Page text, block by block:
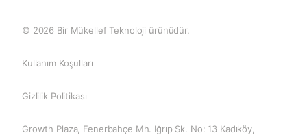
© 2026 Bir Mükellef Teknoloji ürünüdür.
Kullanım Koşulları
Gizlilik Politikası
Growth Plaza, Fenerbahçe Mh. Iğrıp Sk. No: 13 Kadıköy,